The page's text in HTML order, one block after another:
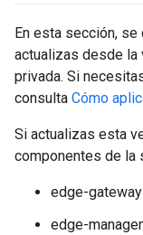
En esta sección,
actualizas desde la
privada. Si
consulta Cómo
Si actualizas esta
componentes de la
edge-
edge-